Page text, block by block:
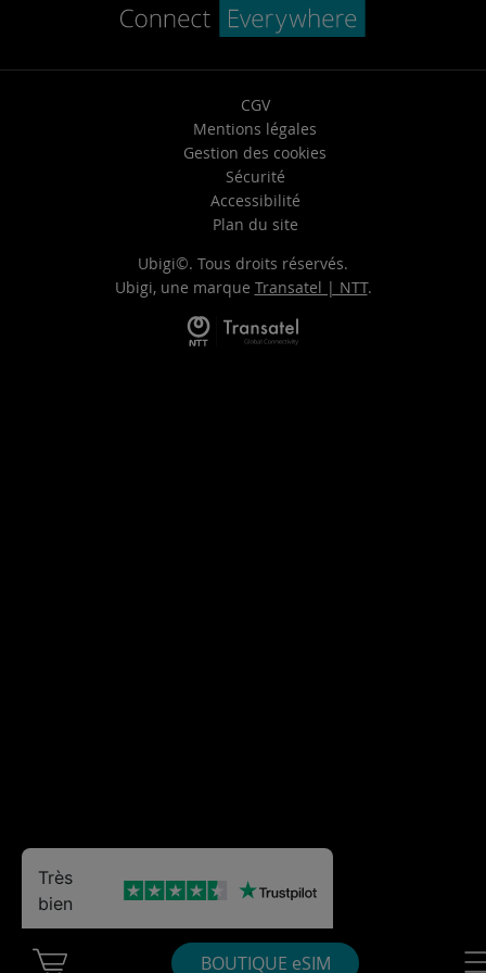
BOUTIQUE eSIM
CGV
Mentions légales
Gestion des cookies
Sécurité
Accessibilité
Plan du site
Ubigi©. Tous droits réservés.
Ubigi, une marque Transatel | NTT.
Très
bien